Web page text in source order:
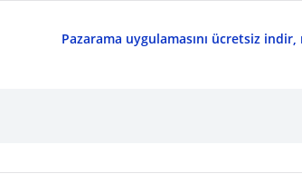
Pazarama uygulamasını ücretsiz